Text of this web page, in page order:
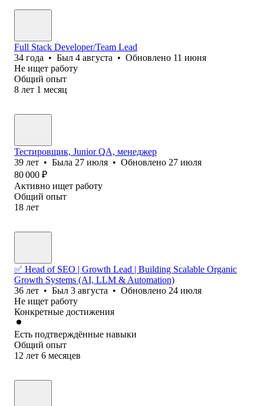
Full Stack Developer/Team Lead
34 года • Был 4 августа • Обновлено 11 июня
Не ищет работу
Общий опыт
8 лет 1 месяц
Тестировщик, Junior QA, менеджер
39 лет • Была 27 июля • Обновлено 27 июля
80 000 ₽
Активно ищет работу
Общий опыт
18 лет
✅ Head of SEO | Growth Lead | Building Scalable Organic
Growth Systems (AI, LLM & Automation)
36 лет • Был 3 августа • Обновлено 24 июля
Не ищет работу
Конкретные достижения
Есть подтверждённые навыки
Общий опыт
12 лет 6 месяцев